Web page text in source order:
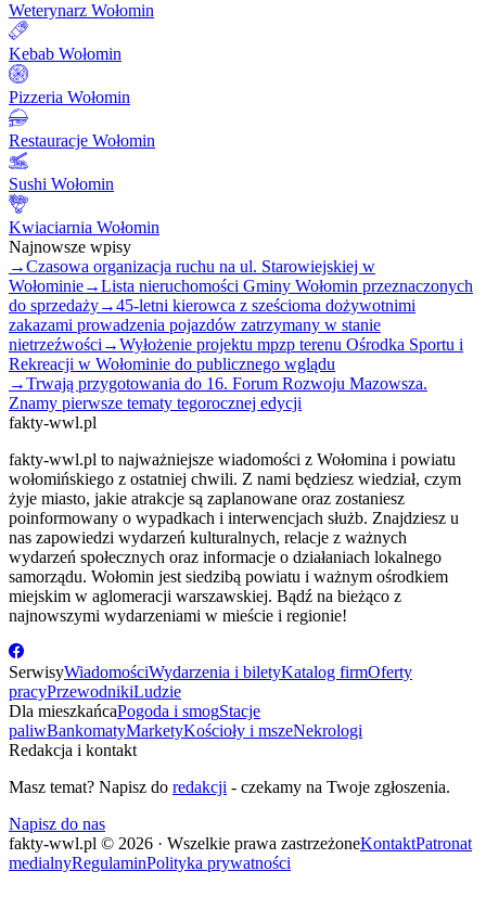
Weterynarz Wołomin
Kebab Wołomin
Pizzeria Wołomin
Restauracje Wołomin
Sushi Wołomin
Kwiaciarnia Wołomin
Najnowsze wpisy
→Czasowa organizacja ruchu na ul. Starowiejskiej w
Wołominie→Lista nieruchomości Gminy Wołomin przeznaczonych
do sprzedaży→45-letni kierowca z sześcioma dożywotnimi
zakazami prowadzenia pojazdów zatrzymany w stanie
nietrzeźwości →Wyłożenie projektu mpzp terenu Ośrodka Sportu i
Rekreacji w Wołominie do publicznego wglądu
→Trwają przygotowania do 16. Forum Rozwoju Mazowsza.
Znamy pierwsze tematy tegorocznej edycji
fakty-wwl.pl
fakty-wwl.pl to najważniejsze wiadomości z Wołomina i powiatu
wołomińskiego z ostatniej chwili. Z nami będziesz wiedział, czym
żyje miasto, jakie atrakcje są zaplanowane oraz zostaniesz
poinformowany o wypadkach i interwencjach służb. Znajdziesz u
nas zapowiedzi wydarzeń kulturalnych, relacje z ważnych
wydarzeń społecznych oraz informacje o działaniach lokalnego
samorządu. Wołomin jest siedzibą powiatu i ważnym ośrodkiem
miejskim w aglomeracji warszawskiej. Bądź na bieżąco z
najnowszymi wydarzeniami w mieście i regionie!
SerwisyWiadomościWydarzenia i biletyKatalog firmOferty
pracyPrzewodnikiLudzie
Dla mieszkańcaPogoda i smogStacje
paliwBankomatyMarketyKościoły i mszeNekrologi
Redakcja i kontakt
Masz temat? Napisz do redakcji - czekamy na Twoje zgłoszenia.
Napisz do nas
fakty-wwl.pl © 2026 · Wszelkie prawa zastrzeżoneKontaktPatronat
medialnyRegulaminPolityka prywatności